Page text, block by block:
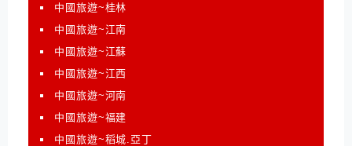
中國旅遊~桂林
中國旅遊~江南
中國旅遊~江蘇
中國旅遊~江西
中國旅遊~河南
中國旅遊~福建
中國旅遊~稻城.亞丁